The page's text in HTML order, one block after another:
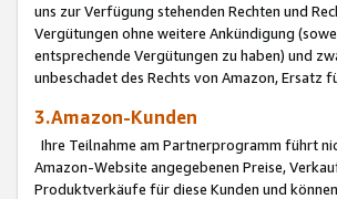
uns zur Verfügung stehenden Rechten und
Vergütungen ohne weitere Ankündigung
entsprechende Vergütungen zu haben) und
unbeschadet des Rechts von Amazon,
3.Amazon-Kunden
Ihre Teilnahme am Partnerprogramm führt
Amazon-Website angegebenen Preise,
Produktverkäufe für diese Kunden und